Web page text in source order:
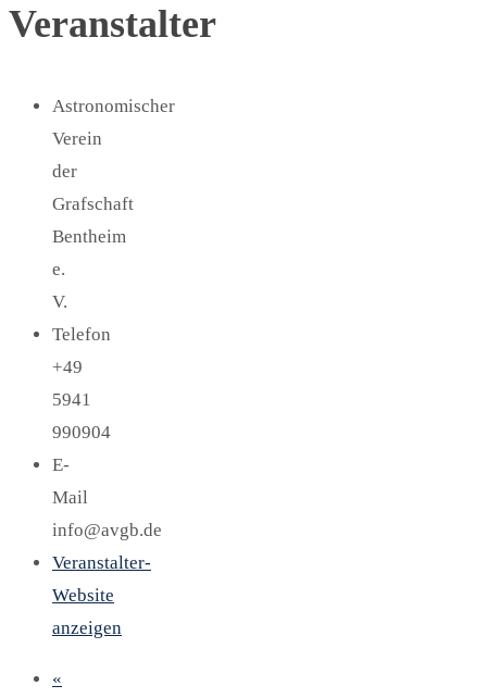
Veranstalter
Astronomischer
Verein
der
Grafschaft
Bentheim
e.
V.
Telefon
+49
5941
990904
E-
Mail
info@avgb.de
Veranstalter-
Website
anzeigen
«